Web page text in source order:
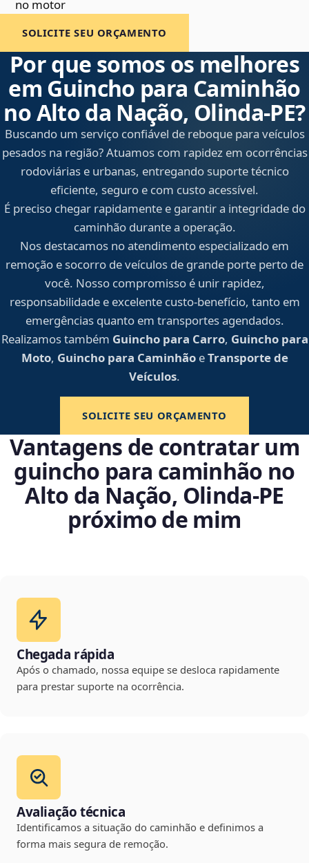
no motor
SOLICITE SEU ORÇAMENTO
Por que somos os melhores
em Guincho para Caminhão
no Alto da Nação, Olinda‑PE?
Buscando um serviço confiável de reboque para veículos
pesados na região? Atuamos com rapidez em ocorrências
rodoviárias e urbanas, entregando suporte técnico
eficiente, seguro e com custo acessível.
É preciso chegar rapidamente e garantir a integridade do
caminhão durante a operação.
Nos destacamos no atendimento especializado em
remoção e socorro de veículos de grande porte perto de
você. Nosso compromisso é unir rapidez,
responsabilidade e excelente custo-benefício, tanto em
emergências quanto em transportes agendados.
Realizamos também Guincho para Carro, Guincho para
Moto, Guincho para CaminhãoeTransporte de
Veículos.
SOLICITE SEU ORÇAMENTO
Vantagens de contratar um
guincho para caminhão no
Alto da Nação, Olinda‑PE
próximo de mim
Chegada rápida
Após o chamado, nossa equipe se desloca rapidamente
para prestar suporte na ocorrência.
Avaliação técnica
Identificamos a situação do caminhão e definimos a
forma mais segura de remoção.